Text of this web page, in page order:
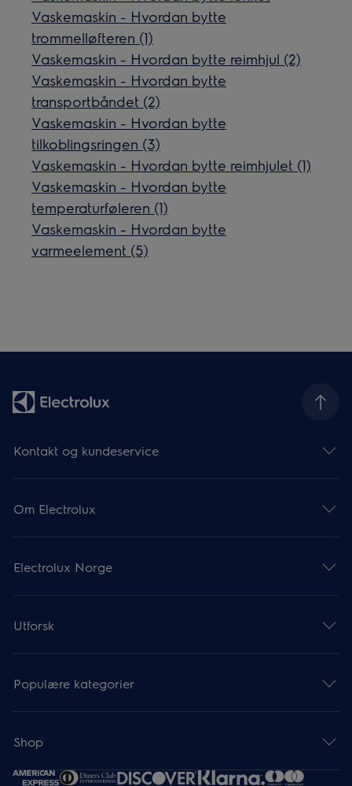
Vaskemaskin - Hvordan bytte
trommelløfteren (1)
Vaskemaskin - Hvordan bytte reimhjul (2)
Vaskemaskin - Hvordan bytte
transportbåndet (2)
Vaskemaskin - Hvordan bytte
tilkoblingsringen (3)
Vaskemaskin - Hvordan bytte reimhjulet (1)
Vaskemaskin - Hvordan bytte
temperaturføleren (1)
Vaskemaskin - Hvordan bytte
varmeelement (5)
Kontakt og kundeservice
Om Electrolux
Electrolux Norge
Utforsk
Populære kategorier
Shop